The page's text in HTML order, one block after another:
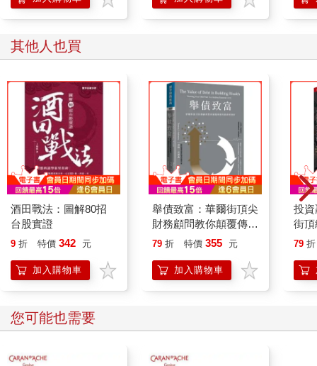
其他人也買
酒田戰法：圖解80招
台股實證
9 折 特價 342 元
加入購物車
舉債致富：華爾街頂尖
財務顧問教你顛覆傳統
的債務理財術
79 折 特價 355 元
加入購物車
投
街頂
年
誤
為偏
79 折
您可能也需要